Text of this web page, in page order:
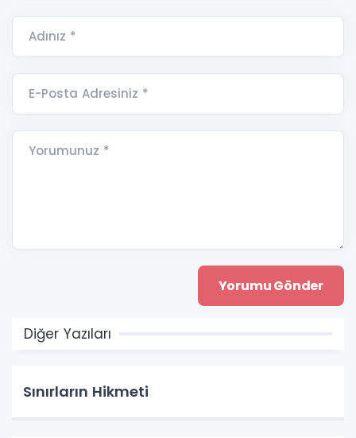
Adınız *
E-Posta Adresiniz *
Yorumunuz *
Diğer Yazıları
Sınırların Hikmeti